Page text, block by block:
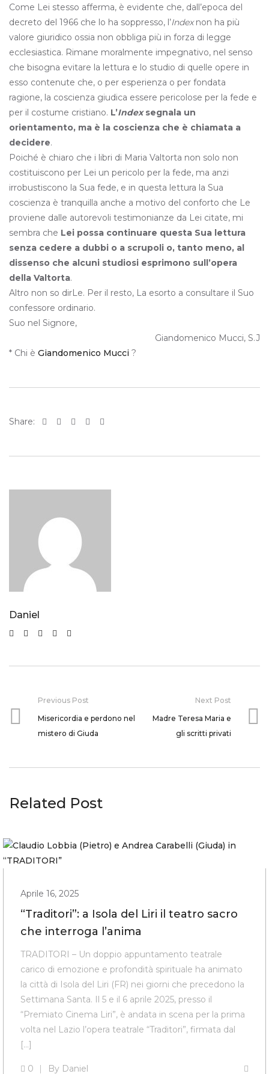
Come Lei stesso afferma, è evidente che, dall’epoca del
decreto del 1966 che lo ha soppresso, l’Indexnon ha più
valore giuridico ossia non obbliga più in forza di legge
ecclesiastica. Rimane moralmente impegnativo, nel senso
che bisogna evitare la lettura e lo studio di quelle opere in
esso contenute che, o per esperienza o per fondata
ragione, la coscienza giudica essere pericolose per la fede e
per il costume cristiano. L’Indexsegnala un
orientamento, ma è la coscienza che è chiamata a
decidere.
Poiché è chiaro che i libri di Maria Valtorta non solo non
costituiscono per Lei un pericolo per la fede, ma anzi
irrobustiscono la Sua fede, e in questa lettura la Sua
coscienza è tranquilla anche a motivo del conforto che Le
proviene dalle autorevoli testimonianze da Lei citate, mi
sembra che Lei possa continuare questa Sua lettura
senza cedere a dubbi o a scrupoli o, tanto meno, al
dissenso che alcuni studiosi esprimono sull’opera
della Valtorta.
Altro non so dirLe. Per il resto, La esorto a consultare il Suo
confessore ordinario.
Suo nel Signore,
Giandomenico Mucci, S.J
* Chi è Giandomenico Mucci ?
Share:
Daniel
Previous Post
Misericordia e perdono nel
mistero di Giuda
Next Post
Madre Teresa Maria e
gli scritti privati
Related Post
Aprile 16, 2025
“Traditori”: a Isola del Liri il teatro sacro
che interroga l’anima
TRADITORI – Un doppio appuntamento teatrale
carico di emozione e profondità spirituale ha animato
la città di Isola del Liri (FR) nei giorni che precedono la
Settimana Santa. Il 5 e il 6 aprile 2025, presso il
“Premiato Cinema Liri”, è andata in scena per la prima
volta nel Lazio l’opera teatrale “Traditori”, firmata dal
[…]
0 By Daniel